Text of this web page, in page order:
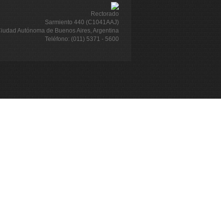
Rectorado
Sarmiento 440 (C1041AAJ)
Autónoma de Buenos Aires, Argentina
Teléfono: (011) 5371 - 5600